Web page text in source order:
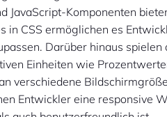
JavaScript-Komponenten
in CSS ermöglichen es
Darüber hinaus
Einheiten wie
verschiedene
Entwickler eine responsive